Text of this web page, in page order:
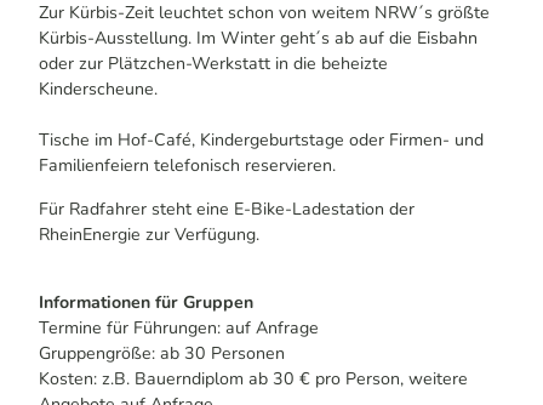
Zur Kürbis-Zeit leuchtet schon von weitem NRW´s größte
Kürbis-Ausstellung. Im Winter geht´s ab auf die Eisbahn
oder zur Plätzchen-Werkstatt in die beheizte
Kinderscheune.
Tische im Hof-Café, Kindergeburtstage oder Firmen- und
Familienfeiern telefonisch reservieren.
Für Radfahrer steht eine E-Bike-Ladestation der
RheinEnergie zur Verfügung.
Informationen für Gruppen
Termine für Führungen: auf Anfrage
Gruppengröße: ab 30 Personen
Kosten: z.B. Bauerndiplom ab 30 € pro Person, weitere